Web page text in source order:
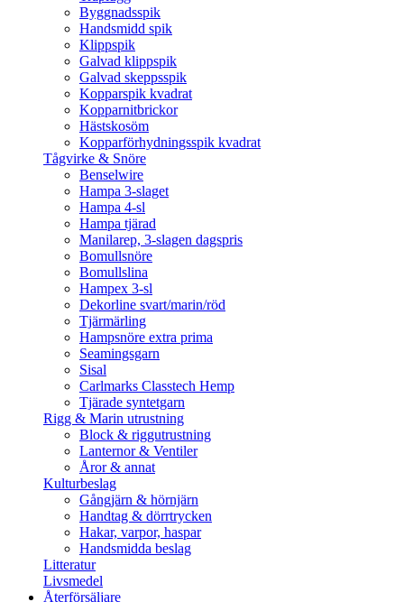
Byggnadsspik
Handsmidd spik
Klippspik
Galvad klippspik
Galvad skeppsspik
Kopparspik kvadrat
Kopparnitbrickor
Hästskosöm
Kopparförhydningsspik kvadrat
Tågvirke & Snöre
Benselwire
Hampa 3-slaget
Hampa 4-sl
Hampa tjärad
Manilarep, 3-slagen dagspris
Bomullsnöre
Bomullslina
Hampex 3-sl
Dekorline svart/marin/röd
Tjärmärling
Hampsnöre extra prima
Seamingsgarn
Sisal
Carlmarks Classtech Hemp
Tjärade syntetgarn
Rigg & Marin utrustning
Block & riggutrustning
Lanternor & Ventiler
Åror & annat
Kulturbeslag
Gångjärn & hörnjärn
Handtag & dörrtrycken
Hakar, varpor, haspar
Handsmidda beslag
Litteratur
Livsmedel
Återförsäljare